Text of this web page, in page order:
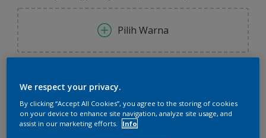
Pilih Warna
2.5 L
Jumlah Kalkulator cat
We respect your privacy.
By clicking “Accept All Cookies”, you agree to the storing of cookies
on your device to enhance site navigation, analyze site usage, and
assist in our marketing efforts.
Info